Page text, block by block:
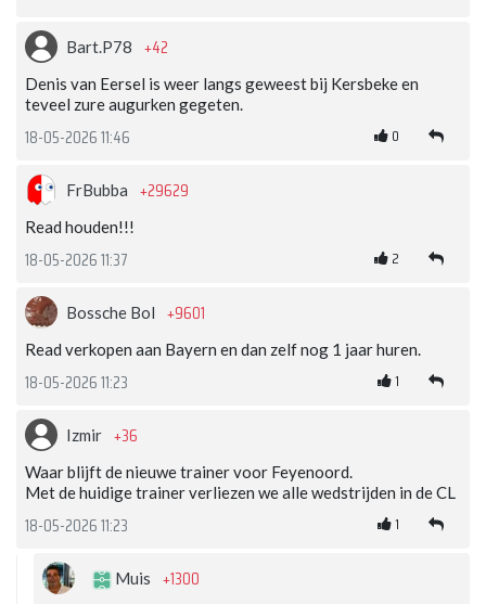
Bart.P78 +42
Denis van Eersel is weer langs geweest bij Kersbeke en
teveel zure augurken gegeten.
18-05-2026 11:46 0
FrBubba +29629
Read houden!!!
18-05-2026 11:37 2
Bossche Bol +9601
Read verkopen aan Bayern en dan zelf nog 1 jaar huren.
18-05-2026 11:23 1
Izmir +36
Waar blijft de nieuwe trainer voor Feyenoord.
Met de huidige trainer verliezen we alle wedstrijden in de CL
18-05-2026 11:23 1
Muis +1300